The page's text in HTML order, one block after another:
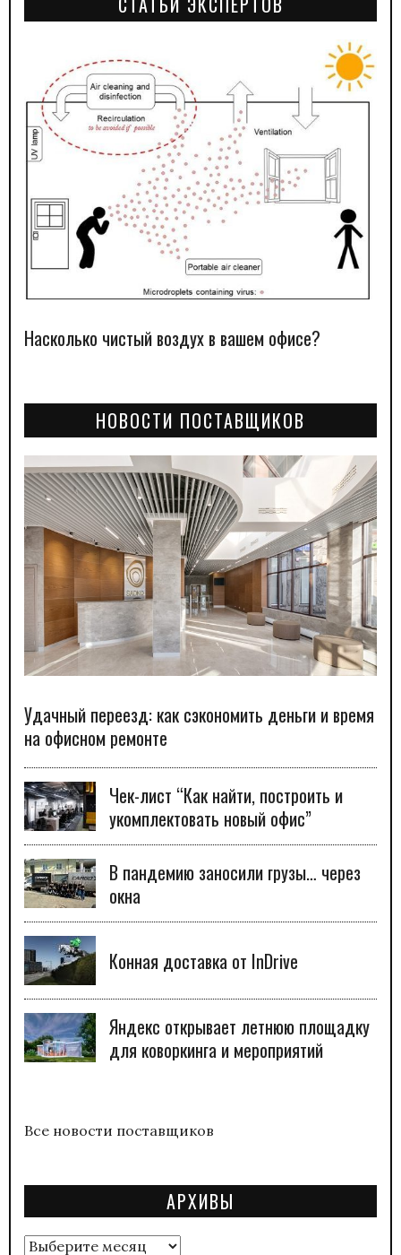
Насколько чистый воздух в вашем офисе?
НОВОСТИ ПОСТАВЩИКОВ
Удачный переезд: как сэкономить деньги и время
на офисном ремонте
Чек-лист “Как найти, построить и
укомплектовать новый офис”
В пандемию заносили грузы… через
окна
Конная доставка от InDrive
Яндекс открывает летнюю площадку
для коворкинга и мероприятий
Все новости поставщиков
АРХИВЫ
Архивы